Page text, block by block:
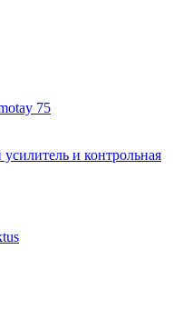
75
и контрольная